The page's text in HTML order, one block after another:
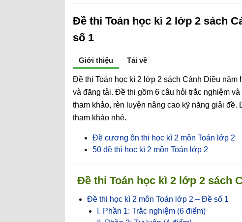
Đề thi Toán học kì 2 lớp 2 sách
số 1
Giới thiệu Tải về
Đề thi Toán học kì 2 lớp 2 sách Cánh Diều
và đăng tải. Đề thi gồm 6 câu hỏi trắc nghiệm
tham khảo, rèn luyện nâng cao kỹ năng giải
tham khảo nhé.
Đề cương ôn thi học kì 2 môn Toán lớp 2
50 đề thi học kì 2 môn Toán lớp 2
Đề thi Toán học kì 2 lớp 2 sách
Đề thi học kì 2 môn Toán lớp 2 – Đề số 1
I. Phần 1: Trắc nghiệm (6 điểm)